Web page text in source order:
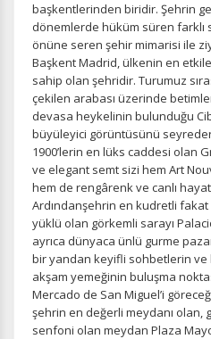
başkentlerinden biridir. Şehrin
dönemlerde hüküm süren farklı
önüne seren şehir mimarisi ile
Başkent Madrid, ülkenin en
sahip olan şehridir. Turumuz
çekilen arabası üzerinde
devasa heykelinin bulunduğu
büyüleyici görüntüsünü
1900’lerin en lüks caddesi olan
ve elegant semt sizi hem Art
hem de rengârenk ve canlı
Ardındanşehrin en kudretli
yüklü olan görkemli sarayı
ayrıca dünyaca ünlü gurme
bir yandan keyifli sohbetlerin
akşam yemeğinin buluşma
Mercado de San Miguel’i
şehrin en değerli meydanı olan,
senfoni olan meydan Plaza